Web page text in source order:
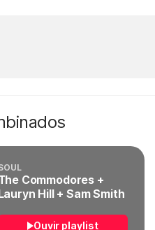
Commodores +
Hill + Sam Smith
Ouvir playlist